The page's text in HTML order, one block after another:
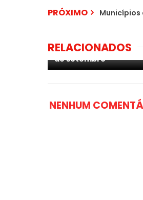
PRÓXIMO Municípios
RELACIONADOS
convoca atos em 7
de setembro
NENHUM